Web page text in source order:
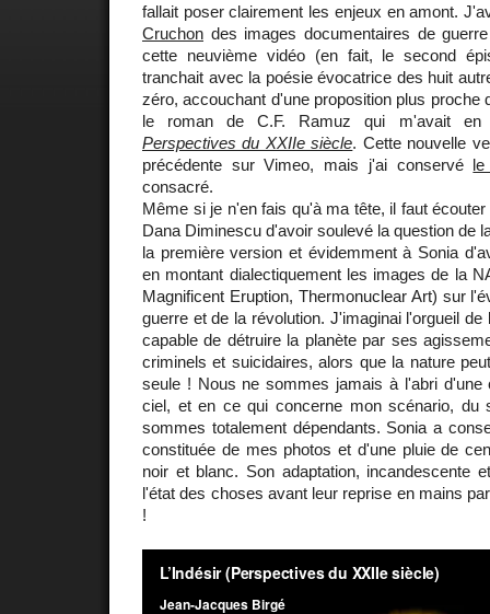
fallait poser clairement les enjeux en amont.
Cruchon des images documentaires de
cette neuvième vidéo (en fait, le second
tranchait avec la poésie évocatrice des huit
zéro, accouchant d'une proposition plus proche
le roman de C.F. Ramuz qui m'avait
Perspectives du XXIIe siècle. Cette nouvelle
précédente sur Vimeo, mais j'ai conservé le
consacré.
Même si je n'en fais qu'à ma tête, il faut
Dana Diminescu d'avoir soulevé la question de
la première version et évidemment à Sonia
en montant dialectiquement les images de la
Magnificent Eruption, Thermonuclear Art) sur
guerre et de la révolution. J'imaginai l'orgueil
capable de détruire la planète par ses
criminels et suicidaires, alors que la nature
seule ! Nous ne sommes jamais à l'abri d'une
ciel, et en ce qui concerne mon scénario, du
sommes totalement dépendants. Sonia a
constituée de mes photos et d'une pluie de
noir et blanc. Son adaptation, incandescente
l'état des choses avant leur reprise en mains
!